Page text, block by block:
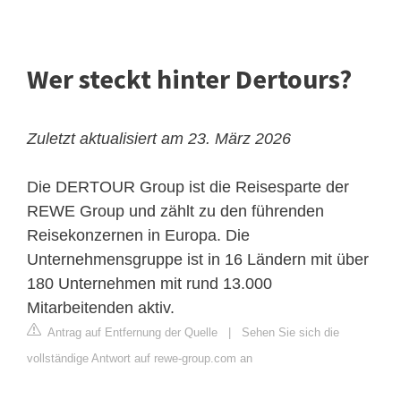
Wer steckt hinter Dertours?
Zuletzt aktualisiert am 23. März 2026
Die DERTOUR Group ist die Reisesparte der
REWE Group und zählt zu den führenden
Reisekonzernen in Europa. Die
Unternehmensgruppe ist in 16 Ländern mit über
180 Unternehmen mit rund 13.000
Mitarbeitenden aktiv.
Antrag auf Entfernung der Quelle
Sehen Sie sich die
vollständige Antwort auf rewe-group.com an